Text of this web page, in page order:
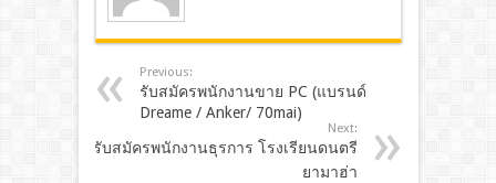
Previous:
รับสมัครพนักงานขาย PC (แบรนด์
Dreame / Anker/ 70mai)
Next:
รับสมัครพนักงานธุรการ โรงเรียนดนตรี
ยามาฮ่า